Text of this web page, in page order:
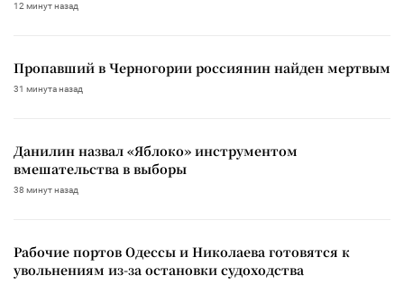
12 минут назад
Пропавший в Черногории россиянин найден мертвым
31 минута назад
Данилин назвал «Яблоко» инструментом
вмешательства в выборы
38 минут назад
Рабочие портов Одессы и Николаева готовятся к
увольнениям из-за остановки судоходства